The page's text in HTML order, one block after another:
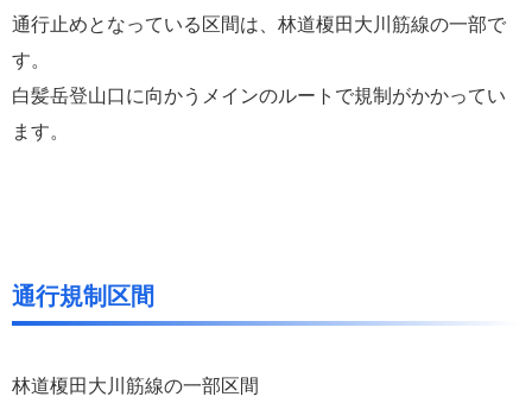
通行止めとなっている区間は、林道榎田大川筋線の一部で
す。
白髪岳登山口に向かうメインのルートで規制がかかってい
ます。
通行規制区間
林道榎田大川筋線の一部区間